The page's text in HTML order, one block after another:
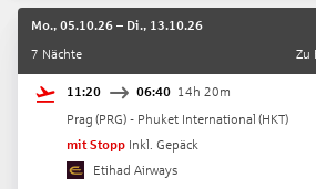
Mo., 05.10.26 – Di., 13.10.26
7 Nächte
Zu
11:20 06:40 14h 20m
Prag (PRG) - Phuket International (HKT)
mit Stopp Inkl. Gepäck
Etihad Airways